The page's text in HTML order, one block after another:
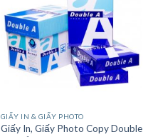
GIẤY IN & GIẤY PHOTO
Giấy In, Giấy Photo Copy Double